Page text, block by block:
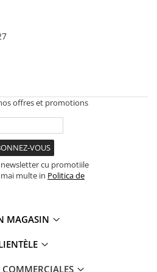
offres et promotions
cu promotiile
multe in Politica de
MAGASIN